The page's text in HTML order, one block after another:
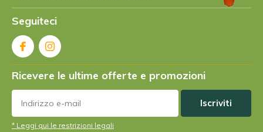
+ Super Pflanzen-Qualität
Da Noel gaffiero
5 / 5
Very professional service. Plants arrived in one piece
order again.
Seguiteci
Ricevere le ultime offerte e promozioni
Iscriviti
* Leggi qui le restrizioni legali